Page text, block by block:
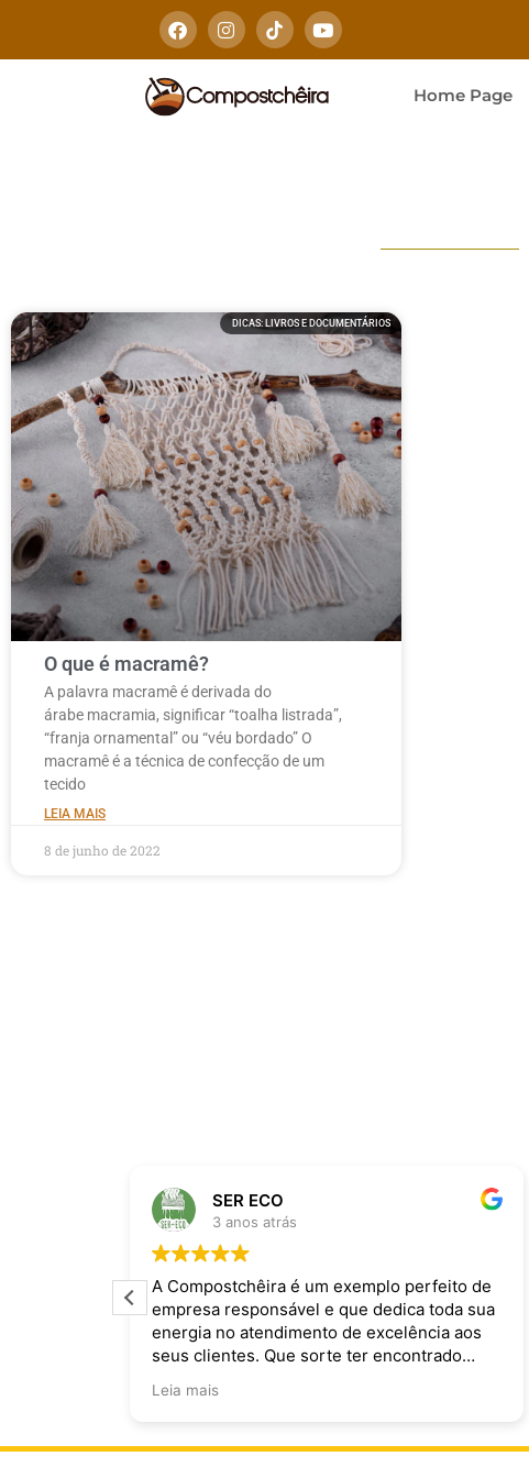
Home Page
DICAS: LIVROS E DOCUMENTÁRIOS
O que é macramê?
A palavra macramê é derivada do
árabe macramia, significar “toalha listrada”,
“franja ornamental” ou “véu bordado” O
macramê é a técnica de confecção de um
tecido
LEIA MAIS
8 de junho de 2022
SER ECO
3 anos atrás
A Compostchêira é um exemplo perfeito de
empresa responsável e que dedica toda sua
energia no atendimento de excelência aos
seus clientes. Que sorte ter encontrado
Leia mais